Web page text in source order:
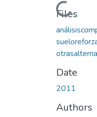
Loading...
Files
Date
2011
Authors